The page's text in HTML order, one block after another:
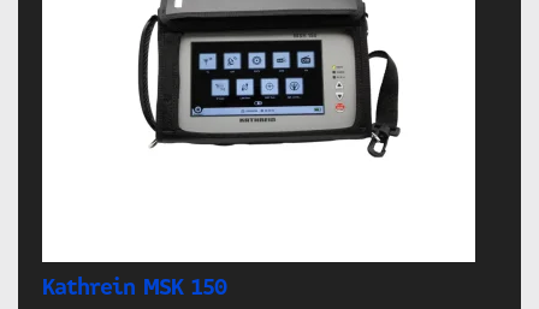
Kathrein MSK 150